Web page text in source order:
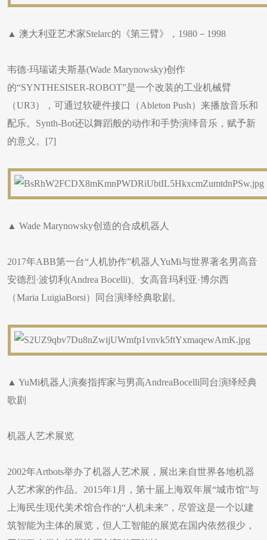
▲ 澳大利亚艺术家Stelarc的《第三臂》，1980－1998
韦德·玛瑞诺夫斯基(Wade Marynowsky)创作
的“SYNTHESISER-ROBOT”是一个改装的工业机械臂
（UR3），可通过软硬件接口（Ableton Push）来播放音乐和
配乐。Synth-Bot还以舞蹈般的动作和手势演绎音乐，赋予新
的意义。[7]
▲ Wade Marynowsky创造的合成机器人
2017年ABB第一台“人机协作”机器人YuMi与世界著名男高音
安德烈·波切利(Andrea Bocelli)、女高音玛利亚·博尔西
（Maria LuigiaBorsi）同台演绎经典歌剧。
▲ YuMi机器人演奏指挥家与男高AndreaBocelli同台演绎经典
歌剧
机器人艺术展览
2002年Artbots举办了机器人艺术展，展出来自世界各地机器
人艺术家的作品。2015年1月，第十届上海双年展“城市馆”与
上海民生现代美术馆合作的“人机未来”，尽管这是一个以建
筑智能为主体的展览，但人工智能的展览在国内依然很少，